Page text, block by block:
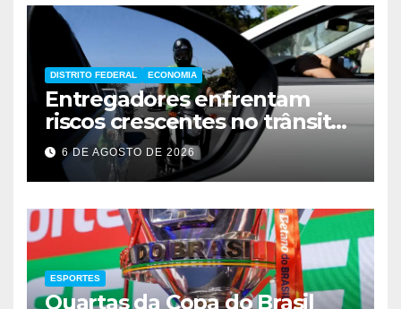
DISTRITO FEDERAL ECONOMIA
Entregadores enfrentam
riscos crescentes no trânsito
de Brasília
6 DE AGOSTO DE 2026
ESPORTES
Quartas da Copa do Brasil